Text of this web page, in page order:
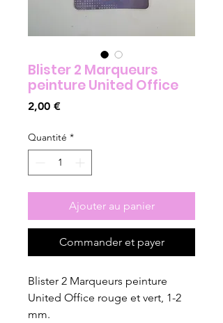
Blister 2 Marqueurs
peinture United Office
2,00 €Prix
Quantité *
Ajouter au panier
Commander et payer
Blister 2 Marqueurs peinture
United Office rouge et vert, 1-2
mm.